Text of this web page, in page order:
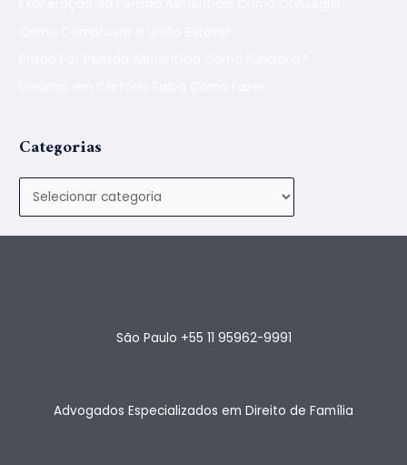
Categorias
São Paulo +55 11 95962-9991
Advogados Especializados em Direito de Família